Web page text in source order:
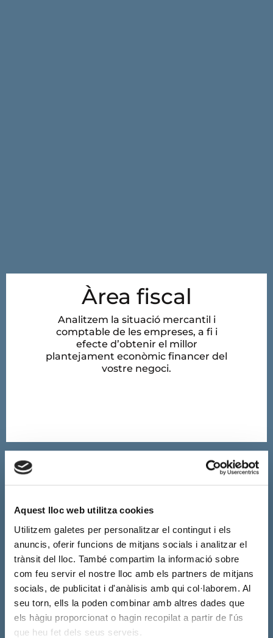
Aquest lloc web utilitza cookies
Utilitzem galetes per personalitzar el contingut i els
anuncis, oferir funcions de mitjans socials i analitzar el
trànsit del lloc. També compartim la informació sobre
com feu servir el nostre lloc amb els partners de mitjans
socials, de publicitat i d'anàlisis amb qui col·laborem. Al
seu torn, ells la poden combinar amb altres dades que
els hàgiu proporcionat o hagin recopilat a partir de l'ús
que heu fet dels seus serveis.
Àrea fiscal
Analitzem la situació mercantil i
comptable de les empreses, a fi i
efecte d’obtenir el millor
plantejament econòmic financer del
vostre negoci.